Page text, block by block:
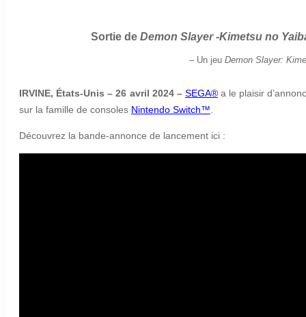
Sortie de Demon Slayer -Kimetsu no
– Un jeu Demon Slayer:
IRVINE, États-Unis – 26 avril 2024 – SEGA®a le plaisir
sur la famille de consoles Nintendo Switch™️
Découvrez la bande-annonce de lancement ici :